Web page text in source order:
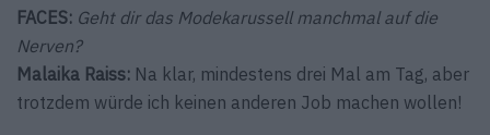
FACES: Geht dir das Modekarussell manchmal auf die
Nerven?
Malaika Raiss: Na klar, mindestens drei Mal am Tag, aber
trotzdem würde ich keinen anderen Job machen wollen!